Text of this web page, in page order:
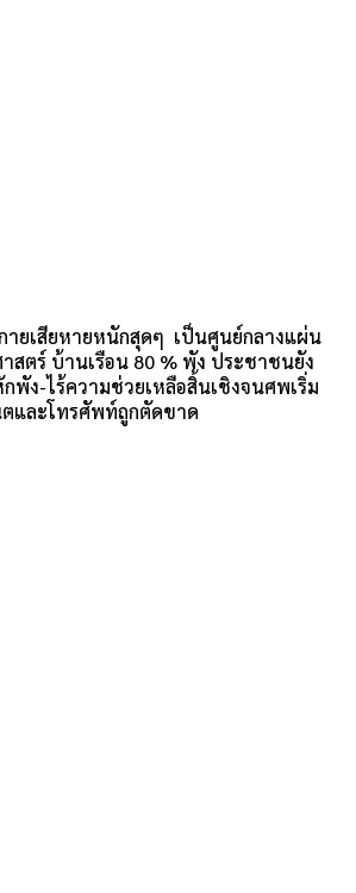
ยเสียหายหนักสุดๆ เป็นศูนย์กลางแผ่น
สตร์ บ้านเรือน 80 % พัง ประชาชนยัง
พัง-ไร้ความช่วยเหลือสิ้นเชิงจนศพเริ่ม
และโทรศัพท์ถูกตัดขาด